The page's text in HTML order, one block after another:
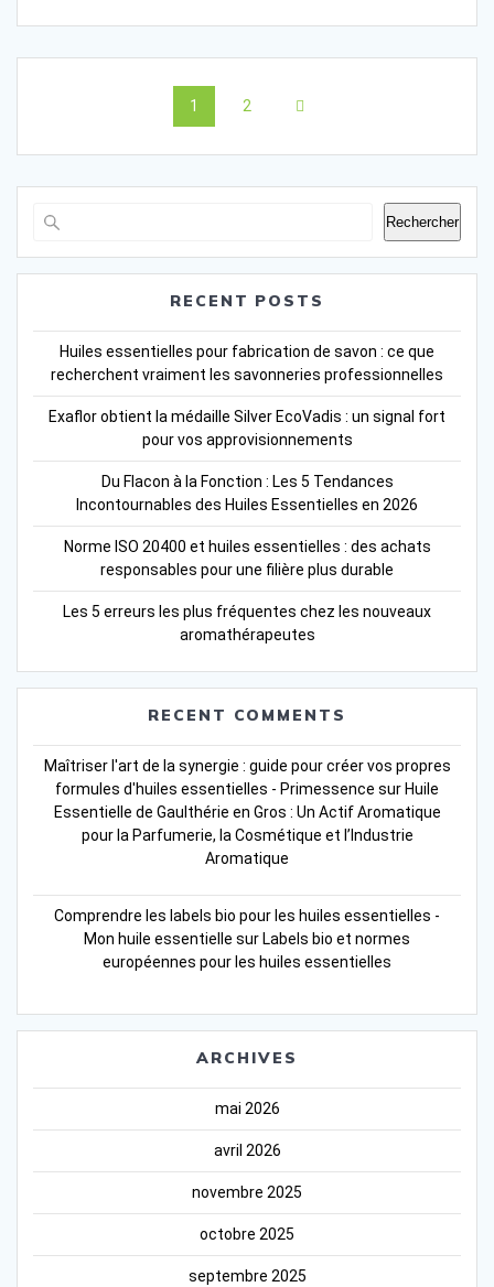
navigation
Page
1 Page
2
Rechercher
RECENT POSTS
Huiles essentielles pour fabrication de savon : ce que
recherchent vraiment les savonneries professionnelles
Exaflor obtient la médaille Silver EcoVadis : un signal fort
pour vos approvisionnements
Du Flacon à la Fonction : Les 5 Tendances
Incontournables des Huiles Essentielles en 2026
Norme ISO 20400 et huiles essentielles : des achats
responsables pour une filière plus durable
Les 5 erreurs les plus fréquentes chez les nouveaux
aromathérapeutes
RECENT COMMENTS
Maîtriser l'art de la synergie : guide pour créer vos propres
formules d'huiles essentielles - Primessence sur Huile
Essentielle de Gaulthérie en Gros : Un Actif Aromatique
pour la Parfumerie, la Cosmétique et l’Industrie
Aromatique
Comprendre les labels bio pour les huiles essentielles -
Mon huile essentielle sur Labels bio et normes
européennes pour les huiles essentielles
ARCHIVES
mai 2026
avril 2026
novembre 2025
octobre 2025
septembre 2025